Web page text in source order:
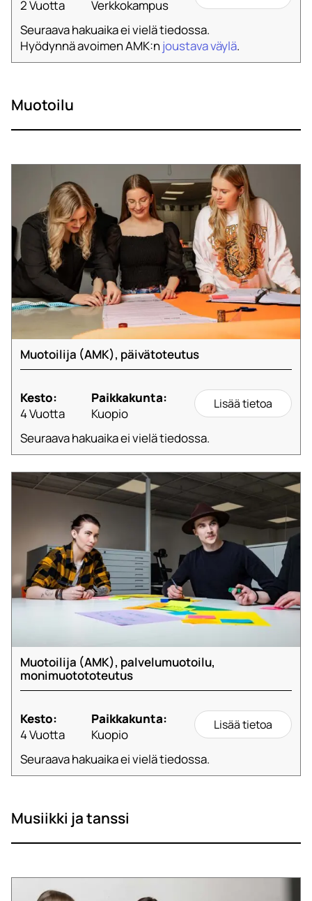
2 Vuotta Verkkokampus
Seuraava hakuaika ei vielä tiedossa.
Hyödynnä avoimen AMK:n joustava väylä.
Muotoilu
Muotoilija (AMK), päivätoteutus
Kesto:
4 Vuotta
Paikkakunta:
Kuopio
Lisää tietoa
Seuraava hakuaika ei vielä tiedossa.
Muotoilija (AMK), palvelumuotoilu,
monimuotototeutus
Kesto:
4 Vuotta
Paikkakunta:
Kuopio
Lisää tietoa
Seuraava hakuaika ei vielä tiedossa.
Musiikki ja tanssi